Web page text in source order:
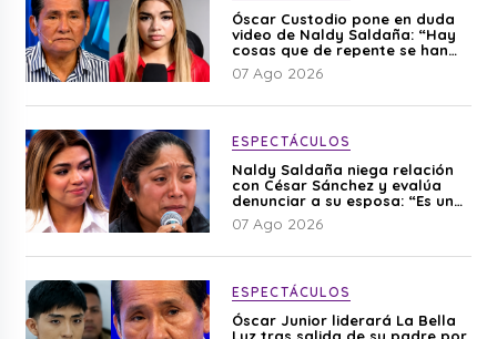
Óscar Custodio pone en duda
video de Naldy Saldaña: “Hay
cosas que de repente se han
editado”
07 Ago 2026
ESPECTÁCULOS
Naldy Saldaña niega relación
con César Sánchez y evalúa
denunciar a su esposa: “Es una
difamación”
07 Ago 2026
ESPECTÁCULOS
Óscar Junior liderará La Bella